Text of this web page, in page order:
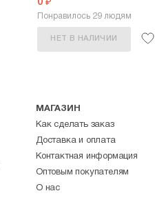
0 ₽
Понравилось 29 людям
НЕТ В НАЛИЧИИ
МАГАЗИН
Как сделать заказ
Доставка и оплата
Контактная информация
Оптовым покупателям
О нас